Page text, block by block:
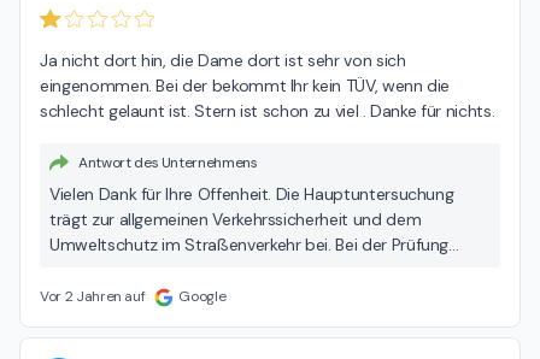
Ja nicht dort hin, die Dame dort ist sehr von sich
eingenommen. Bei der bekommt Ihr kein TÜV, wenn die
schlecht gelaunt ist. Stern ist schon zu viel . Danke für nichts.
Antwort des Unternehmens
Vielen Dank für Ihre Offenheit. Die Hauptuntersuchung
trägt zur allgemeinen Verkehrssicherheit und dem
Umweltschutz im Straßenverkehr bei. Bei der Prüfung
Welche wir gebunden sind. Wir bitten Sie, dies zu
zu Ihrem Fall haben, wenden Sie sich gerne an die
Vor 2 Jahren auf Google